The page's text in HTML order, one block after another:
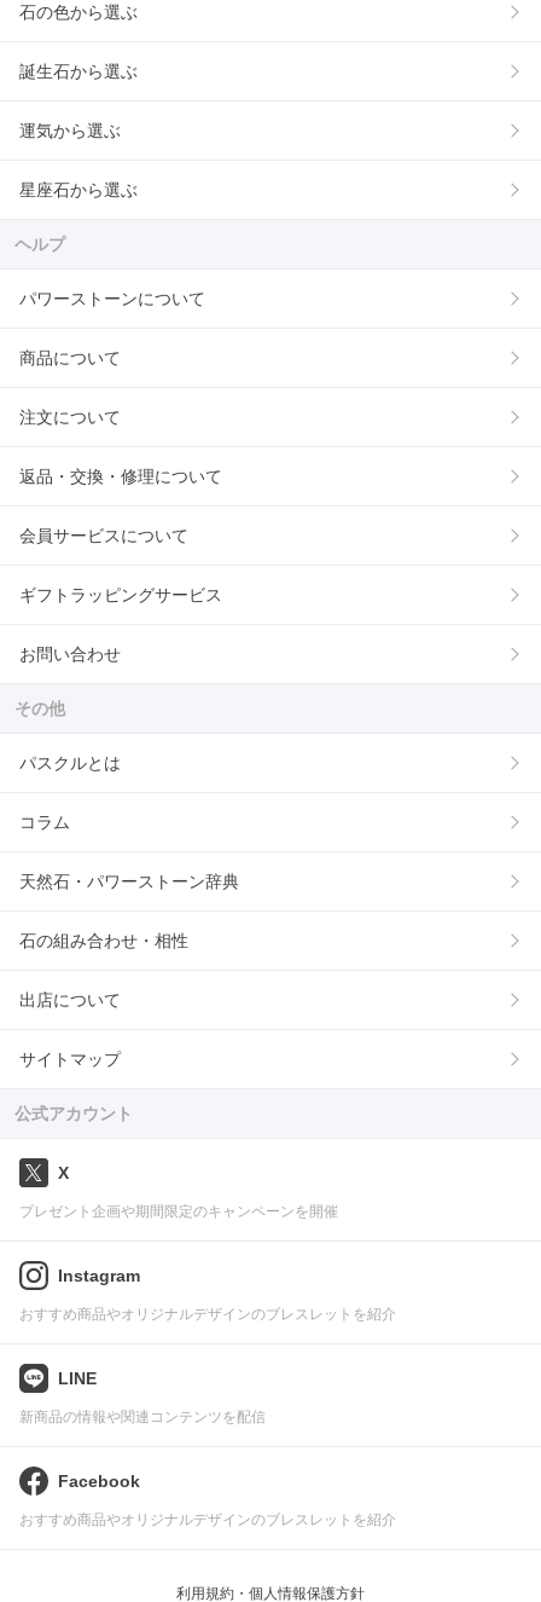
石の色から選ぶ
誕生石から選ぶ
運気から選ぶ
星座石から選ぶ
ヘルプ
パワーストーンについて
商品について
注文について
返品・交換・修理について
会員サービスについて
ギフトラッピングサービス
お問い合わせ
その他
パスクルとは
コラム
天然石・パワーストーン辞典
石の組み合わせ・相性
出店について
サイトマップ
公式アカウント
X
プレゼント企画や期間限定のキャンペーンを開催
Instagram
おすすめ商品やオリジナルデザインのブレスレットを紹介
LINE
新商品の情報や関連コンテンツを配信
Facebook
おすすめ商品やオリジナルデザインのブレスレットを紹介
利用規約・個人情報保護方針